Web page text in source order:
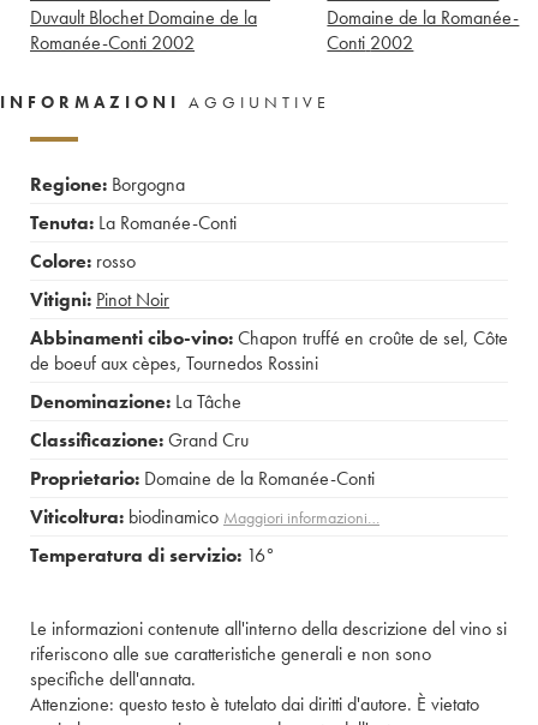
Duvault Blochet Domaine de la
Romanée-Conti 2002
Domaine de la Romanée-
Conti 2002
INFORMAZIONI AGGIUNTIVE
Regione: Borgogna
Tenuta: La Romanée-Conti
Colore: rosso
Vitigni: Pinot Noir
Abbinamenti cibo-vino:Chapon truffé en croûte de sel, Côte
de boeuf aux cèpes, Tournedos Rossini
Denominazione: La Tâche
Classificazione:Grand Cru
Proprietario: Domaine de la Romanée-Conti
Viticoltura: biodinamico Maggiori informazioni…
Temperatura di servizio: 16°
Le informazioni contenute all'interno della descrizione del vino si
riferiscono alle sue caratteristiche generali e non sono
specifiche dell'annata.
Attenzione: questo testo è tutelato dai diritti d'autore. È vietato